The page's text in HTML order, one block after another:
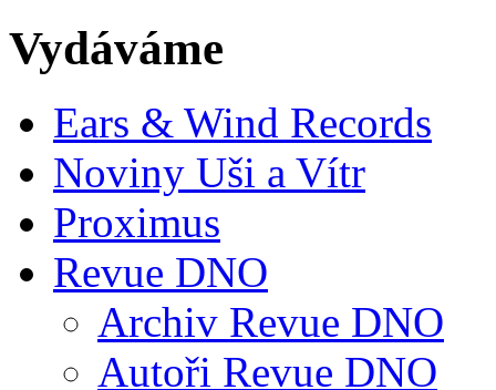
Vydáváme
Ears & Wind Records
Noviny Uši a Vítr
Proximus
Revue DNO
Archiv Revue DNO
Autoři Revue DNO